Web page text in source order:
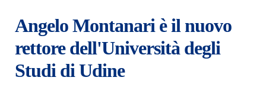
Angelo Montanari è il nuovo
rettore dell'Università degli
Studi di Udine